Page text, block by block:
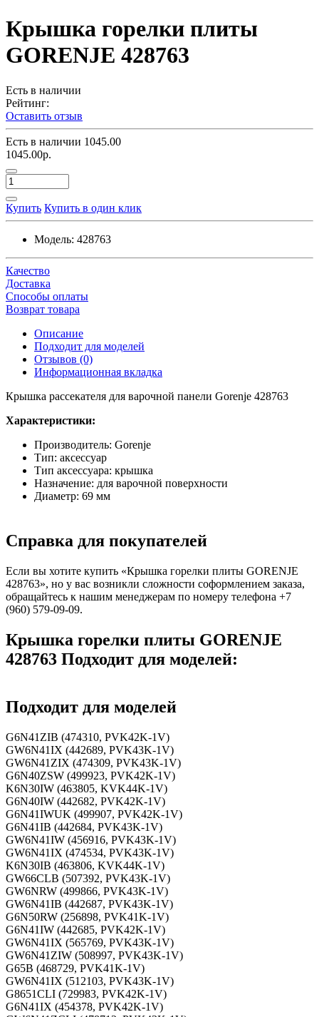
Крышка горелки плиты
GORENJE 428763
Есть в наличии
Рейтинг:
Оставить отзыв
Есть в наличии 1045.00
1045.00р.
Купить Купить в один клик
Модель: 428763
Качество
Доставка
Способы оплаты
Возврат товара
Описание
Подходит для моделей
Отзывов (0)
Информационная вкладка
Крышка рассекателя для варочной панели Gorenje 428763
Характеристики:
Производитель: Gorenje
Тип: аксессуар
Тип аксессуара: крышка
Назначение: для варочной поверхности
Диаметр: 69 мм
Справка для покупателей
Если вы хотите купить «Крышка горелки плиты GORENJE
428763», но у вас возникли сложности соформлением заказа,
обращайтесь к нашим менеджерам по номеру телефона +7
(960) 579-09-09.
Крышка горелки плиты GORENJE
428763 Подходит для моделей:
Подходит для моделей
G6N41ZIB (474310, PVK42K-1V)
GW6N41IX (442689, PVK43K-1V)
GW6N41ZIX (474309, PVK43K-1V)
G6N40ZSW (499923, PVK42K-1V)
K6N30IW (463805, KVK44K-1V)
G6N40IW (442682, PVK42K-1V)
G6N41IWUK (499907, PVK42K-1V)
G6N41IB (442684, PVK43K-1V)
GW6N41IW (456916, PVK43K-1V)
GW6N41IX (474534, PVK43K-1V)
K6N30IB (463806, KVK44K-1V)
GW66CLB (507392, PVK43K-1V)
GW6NRW (499866, PVK43K-1V)
GW6N41IB (442687, PVK43K-1V)
G6N50RW (256898, PVK41K-1V)
G6N41IW (442685, PVK42K-1V)
GW6N41IX (565769, PVK43K-1V)
GW6N41ZIW (508997, PVK43K-1V)
G65B (468729, PVK41K-1V)
GW6N41IX (512103, PVK43K-1V)
G8651CLI (729983, PVK42K-1V)
G6N41IX (454378, PVK42K-1V)